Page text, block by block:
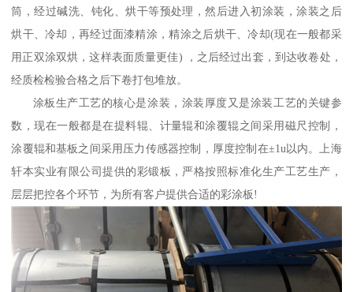
筒，经过碱洗、钝化、烘干等预处理，然后进入初涂装，涂装之后
烘干、冷却，再经过面漆精涂，精涂之后烘干、冷却(现在一般都采
用正双涂双烘，这样表面质量更佳) ，之后经过出套，到达收卷处，
经质检检验合格之后下卷打包堆放。
涂板生产工艺的核心是涂装，涂装厚度又是涂装工艺的关键参
数，现在一般都是在提料辊、计量辊和涂覆辊之间采用磁尺控制，
涂覆辊和基板之间采用压力传感器控制，厚度控制在±1u以内。上海
轩本实业有限公司提供的彩锻板，严格按照标准化生产工艺生产，
层层把控各个环节，为所有客户提供合适的彩涂板!